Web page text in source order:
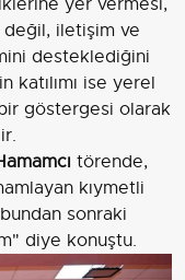
yer vermesi,
değil, iletişim ve
desteklediğini
ise yerel
göstergesi olarak
törende,
kıymetli
sonraki
diye konuştu.